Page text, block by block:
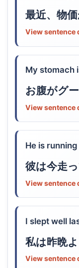
最近、物価
View sentence
My stomach
お腹がグ
View sentence
He is
彼は今走
View sentence
I slept well
私は昨晩よ
View sentence